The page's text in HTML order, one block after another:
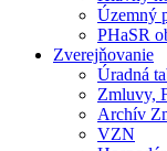
Územný
PHaSR
Zverejňovanie
Úradná
Zmluvy,
Archív
VZN